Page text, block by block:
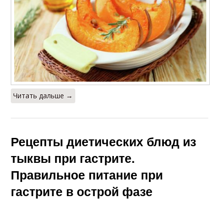
Читать дальше →
Рецепты диетических блюд из
тыквы при гастрите.
Правильное питание при
гастрите в острой фазе